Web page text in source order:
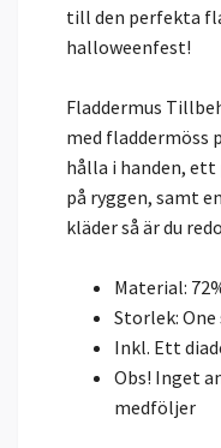
till den perfekta
halloweenfest!
Fladdermus
med fladdermöss
hålla i handen,
på ryggen, samt
kläder så är du
Material:
Storlek: One
Inkl. Ett
Obs! Inget
medföljer